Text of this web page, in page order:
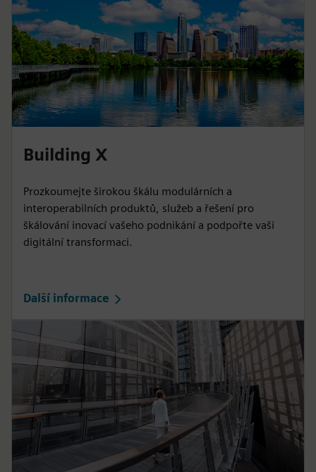
Building X
Prozkoumejte širokou škálu modulárních a
interoperabilních produktů, služeb a řešení pro
škálování inovací vašeho podnikání a podpořte vaši
digitální transformaci.
Další informace